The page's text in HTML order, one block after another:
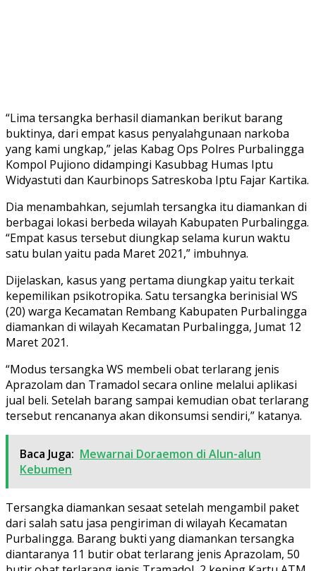
“Lima tersangka berhasil diamankan berikut barang
buktinya, dari empat kasus penyalahgunaan narkoba
yang kami ungkap,” jelas Kabag Ops Polres PurbaIingga
Kompol Pujiono didampingi Kasubbag Humas Iptu
Widyastuti dan Kaurbinops Satreskoba Iptu Fajar Kartika.
Dia menambahkan, sejumlah tersangka itu diamankan di
berbagai lokasi berbeda wilayah Kabupaten Purbalingga.
“Empat kasus tersebut diungkap selama kurun waktu
satu bulan yaitu pada Maret 2021,” imbuhnya.
Dijelaskan, kasus yang pertama diungkap yaitu terkait
kepemilikan psikotropika. Satu tersangka berinisial WS
(20) warga Kecamatan Rembang Kabupaten PurbaIingga
diamankan di wilayah Kecamatan PurbaIingga, Jumat 12
Maret 2021.
“Modus tersangka WS membeli obat terlarang jenis
Aprazolam dan Tramadol secara online melalui aplikasi
jual beli. Setelah barang sampai kemudian obat terlarang
tersebut rencananya akan dikonsumsi sendiri,” katanya.
Baca Juga: Mewarnai Doraemon di Alun-alun
Kebumen
Tersangka diamankan sesaat setelah mengambil paket
dari salah satu jasa pengiriman di wilayah Kecamatan
PurbaIingga. Barang bukti yang diamankan tersangka
diantaranya 11 butir obat terlarang jenis Aprazolam, 50